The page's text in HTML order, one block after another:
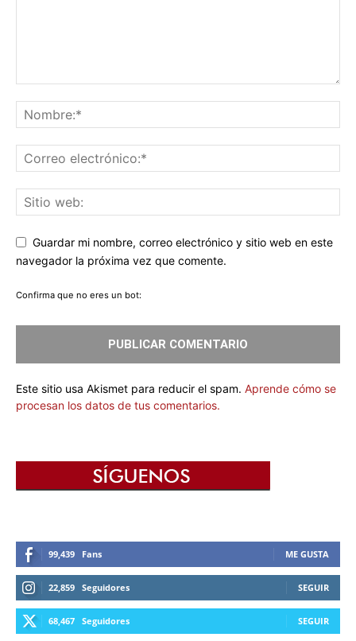
Guardar mi nombre, correo electrónico y sitio web en este
navegador la próxima vez que comente.
Confirma que no eres un bot:
Este sitio usa Akismet para reducir el spam. Aprende cómo se
procesan los datos de tus comentarios.
99,439 Fans ME GUSTA
22,859 Seguidores SEGUIR
68,467 Seguidores SEGUIR